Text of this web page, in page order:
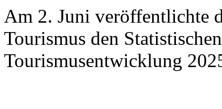
Am 2. Juni veröffentlichte
Tourismus den
Tourismusentwicklung